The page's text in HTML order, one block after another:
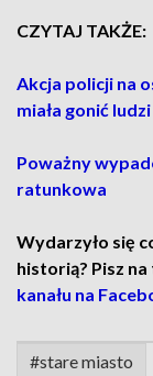
CZYTAJ TAKŻE:
Akcja policji na
miała gonić ludzi
Poważny
ratunkowa
Wydarzyło się
historią? Pisz
kanału na
#stare miasto